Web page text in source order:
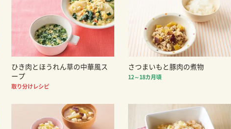
ひき肉とほうれん草の中華風ス
ープ
取り分けレシピ
さつまいもと豚肉の煮物
12～18カ月頃